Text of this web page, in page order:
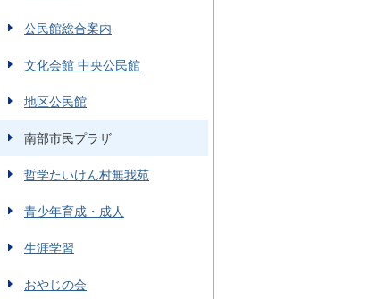
公民館総合案内
文化会館 中央公民館
地区公民館
南部市民プラザ
哲学たいけん村無我苑
青少年育成・成人
生涯学習
おやじの会